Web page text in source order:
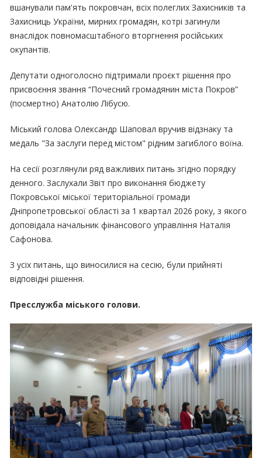
вшанували пам'ять покровчан, всіх полеглих Захисників та
Захисниць України, мирних громадян, котрі загинули
внаслідок повномасштабного вторгнення російських
окупантів.
Депутати одноголосно підтримали проєкт рішення про
присвоєння звання “Почесний громадянин міста Покров”
(посмертно) Анатолію Лібусю.
Міський голова Олександр Шаповал вручив відзнаку та
медаль "За заслуги перед містом" рідним загиблого воїна.
На сесії розглянули ряд важливих питань згідно порядку
денного. Заслухали Звіт про виконання бюджету
Покровської міської територіальної громади
Дніпропетровської області за 1 квартал 2026 року, з якого
доповідала начальник фінансового управління Наталія
Сафонова.
З усіх питань, що виносилися на сесію, були прийняті
відповідні рішення.
Пресслужба міського голови.